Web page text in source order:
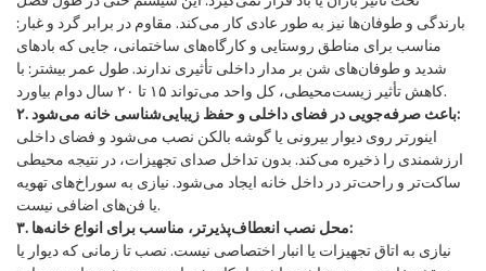
بارندگی و طوفان‌ها نیز به طور عادی کار می‌کند. مقاوم در برابر گرد و غبار:
مناسب برای مناطق روستایی و کارگاه‌های ساختمانی، جایی که بادهای
شدید و طوفان‌های شن بر مدار داخلی تأثیری ندارند. طول عمر بیشتر: با
کاهش تأثیر زیست‌محیطی، کل واحد می‌تواند ۱۵ تا ۲۰ سال دوام بیاورد.
۲. باعث صرفه‌جویی در فضای داخلی و حفظ زیبایی‌شناسی خانه می‌شود:
اینورتر روی دیوار بیرونی یا گوشه بالکن نصب می‌شود و فضای داخلی
ارزشمندی را ذخیره می‌کند. بدون تداخل صدای تجهیزات، در نتیجه محیطی
ساکت‌تر و راحت‌تر در داخل خانه ایجاد می‌شود. نیازی به سوراخ‌های تهویه
یا فن‌های اضافی نیست.
۳. محل نصب انعطاف‌پذیرتر، مناسب برای انواع خانه‌ها:
نیازی به اتاق تجهیزات یا انبار اختصاصی نیست. نصب تا زمانی که دیوار یا